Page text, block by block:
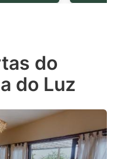
question
to
get
the
keyboard
shortcuts
for
do
do Luz